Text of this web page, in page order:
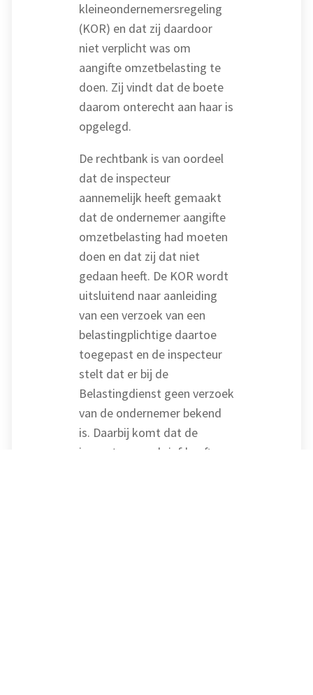
kleineondernemersregeling
(KOR) en dat zij daardoor
niet verplicht was om
aangifte omzetbelasting te
doen. Zij vindt dat de boete
daarom onterecht aan haar is
opgelegd.
De rechtbank is van oordeel
dat de inspecteur
aannemelijk heeft gemaakt
dat de ondernemer aangifte
omzetbelasting had moeten
doen en dat zij dat niet
gedaan heeft. De KOR wordt
uitsluitend naar aanleiding
van een verzoek van een
belastingplichtige daartoe
toegepast en de inspecteur
stelt dat er bij de
Belastingdienst geen verzoek
van de ondernemer bekend
is. Daarbij komt dat de
inspecteur een brief heeft